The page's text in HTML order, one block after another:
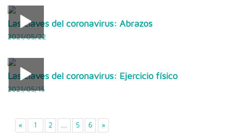
Las claves del coronavirus: Abrazos
2021/05/22
Las claves del coronavirus: Ejercicio físico
2021/05/15
« 1 2 5 6 »